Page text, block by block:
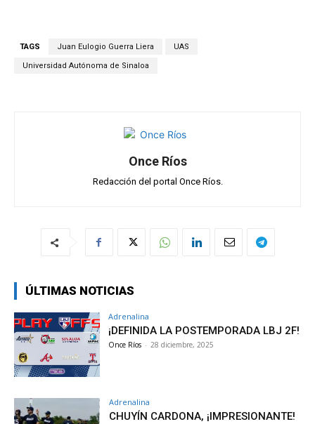
A
b
o
gr
a
p
TAGS Juan Eulogio Guerra Liera UAS
Universidad Autónoma de Sinaloa
Once Ríos
Redacción del portal Once Ríos.
ÚLTIMAS NOTICIAS
Adrenalina
¡DEFINIDA LA POSTEMPORADA LBJ 2F!
Once Ríos - 28 diciembre, 2025
Adrenalina
CHUYÍN CARDONA, ¡IMPRESIONANTE!